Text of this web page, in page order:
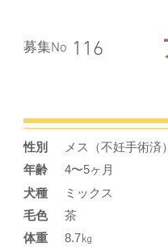
​募集No 116
性別
メス（不妊手術済）
年齢
4〜5ヶ月
ミックス
​犬種
​毛色
茶
体重
8.7㎏